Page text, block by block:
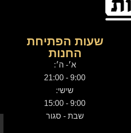
שעות הפתיחת
החנות
א׳- ה׳:
9:00 - 21:00
שישי:
9:00 - 15:00
שבת - סגור